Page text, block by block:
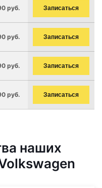
руб. Записаться
руб. Записаться
руб. Записаться
руб. Записаться
наших